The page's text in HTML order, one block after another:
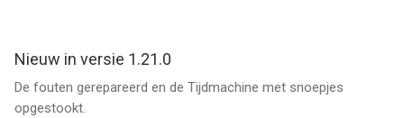
beweging!
PIRATENSCHIP
Nieuw in versie 1.21.0
De fouten gerepareerd en de Tijdmachine met snoepjes
opgestookt.